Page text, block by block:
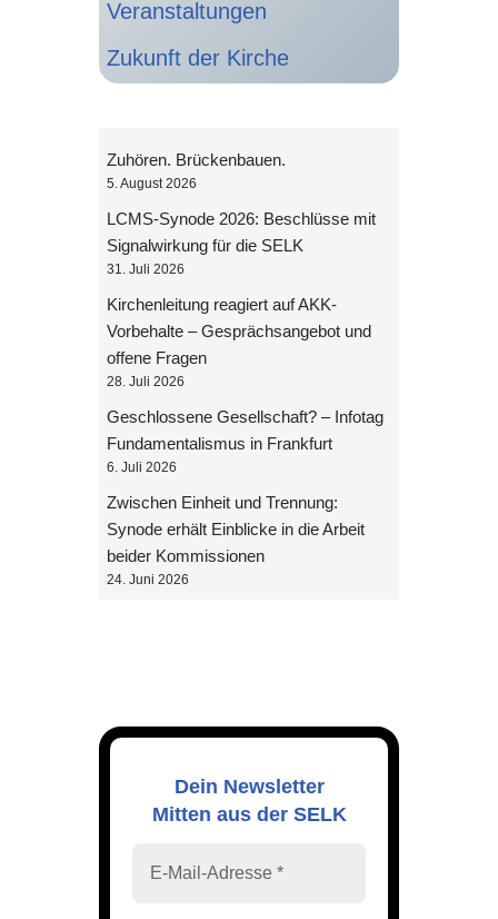
Veranstaltungen
Zukunft der Kirche
Zuhören. Brückenbauen.
5. August 2026
LCMS-Synode 2026: Beschlüsse mit
Signalwirkung für die SELK
31. Juli 2026
Kirchenleitung reagiert auf AKK-
Vorbehalte – Gesprächsangebot und
offene Fragen
28. Juli 2026
Geschlossene Gesellschaft? – Infotag
Fundamentalismus in Frankfurt
6. Juli 2026
Zwischen Einheit und Trennung:
Synode erhält Einblicke in die Arbeit
beider Kommissionen
24. Juni 2026
Dein Newsletter
Mitten aus der SELK